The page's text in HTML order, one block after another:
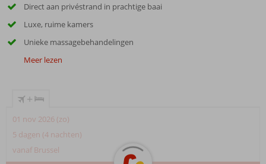
Direct aan privéstrand in prachtige baai
Luxe, ruime kamers
Unieke massagebehandelingen
Meer lezen
+
01 nov 2026 (zo)
5 dagen (4 nachten)
vanaf Brussel